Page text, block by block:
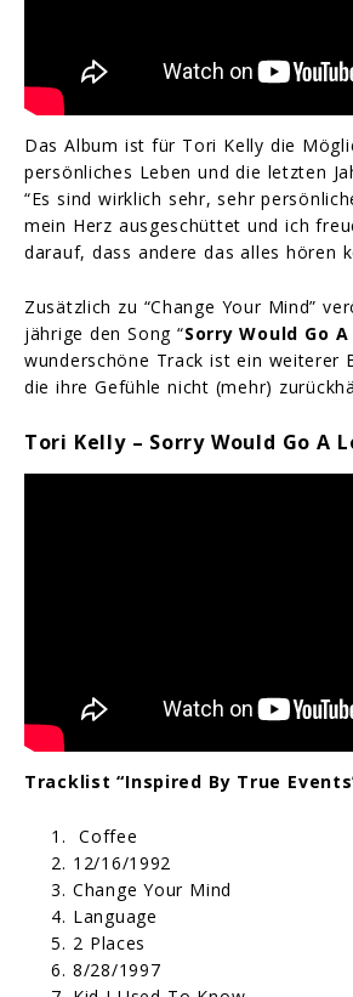
Das Album ist für Tori Kelly die
persönliches Leben und die letzten
“Es sind wirklich sehr, sehr
mein Herz ausgeschüttet und ich
darauf, dass andere das alles hören
Zusätzlich zu “Change Your Mind”
jährige den Song “Sorry Would Go
wunderschöne Track ist ein weiterer
die ihre Gefühle nicht (mehr)
Tori Kelly – Sorry Would Go A
Tracklist “Inspired By True
Coffee
12/16/1992
Change Your Mind
Language
2 Places
8/28/1997